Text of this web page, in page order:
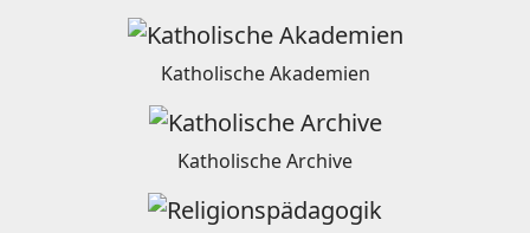
Katholische Akademien
Katholische Archive